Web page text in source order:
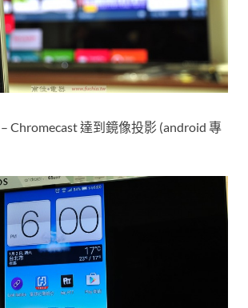
Chromecast 達到鏡像投影 (android 專